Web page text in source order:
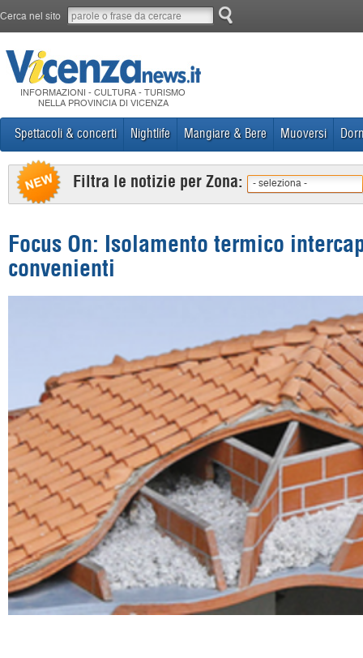
Cerca nel sito
INFORMAZIONI - CULTURA - TURISMO
NELLA PROVINCIA DI VICENZA
Spettacoli & concerti Nightlife Mangiare & Bere Muoversi
Filtra le notizie per Zona: - seleziona -
Focus On: Isolamento termico
convenienti